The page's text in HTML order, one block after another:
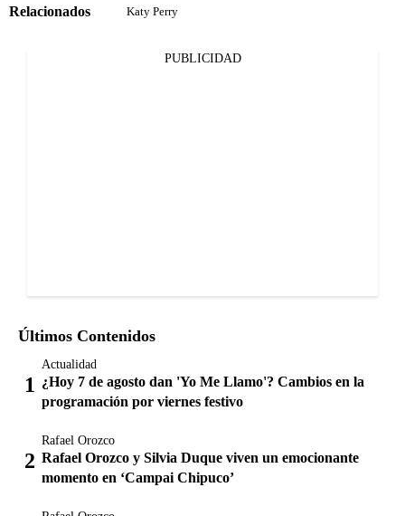
Relacionados Katy Perry
PUBLICIDAD
Últimos Contenidos
Actualidad
¿Hoy 7 de agosto dan 'Yo Me Llamo'? Cambios en la
programación por viernes festivo
Rafael Orozco
Rafael Orozco y Silvia Duque viven un emocionante
momento en ‘Campai Chipuco’